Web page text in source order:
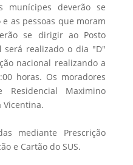
munícipes deverão se
as pessoas que moram
se dirigir ao Posto
realizado o dia "D"
nacional realizando a
horas. Os moradores
Maximino
Vicentina.
mediante Prescrição
e Cartão do SUS.